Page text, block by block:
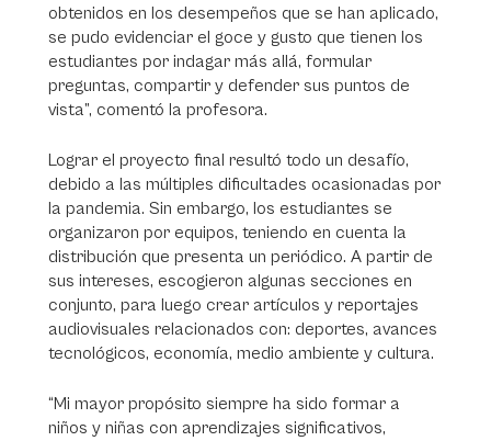
obtenidos en los desempeños que se han aplicado,
se pudo evidenciar el goce y gusto que tienen los
estudiantes por indagar más allá, formular
preguntas, compartir y defender sus puntos de
vista”, comentó la profesora.
Lograr el proyecto final resultó todo un desafío,
debido a las múltiples dificultades ocasionadas por
la pandemia. Sin embargo, los estudiantes se
organizaron por equipos, teniendo en cuenta la
distribución que presenta un periódico. A partir de
sus intereses, escogieron algunas secciones en
conjunto, para luego crear artículos y reportajes
audiovisuales relacionados con: deportes, avances
tecnológicos, economía, medio ambiente y cultura.
“Mi mayor propósito siempre ha sido formar a
niños y niñas con aprendizajes significativos,